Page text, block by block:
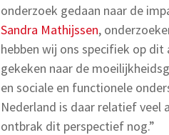
onderzoek gedaan naar de
Sandra Mathijssen,
hebben wij ons specifiek op dit
gekeken naar de
en sociale en functionele
Nederland is daar relatief veel
ontbrak dit perspectief nog.”